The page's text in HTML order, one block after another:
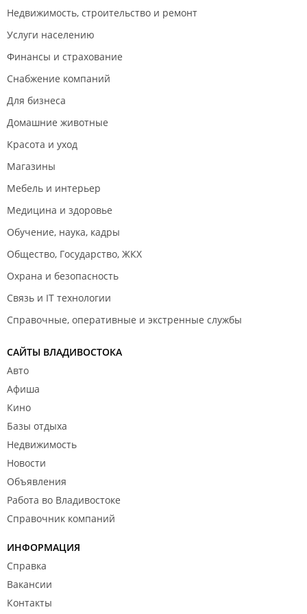
застилались сплошным слоем без порожков.
на поломки. Сначала приехал от них укладчик,
оценил качество укладки, посмотрел зазоры у стен
и температуру жидкости в системе обогрева.
Укладчик на словах сказал что монтаж произведён
завода производителя. Приехал представитель
произвёл тот же осмотр что и укладчик. Всё это
В итоге через пару недель нам сказали что укладка
произведена с нарушением: якобы зазор у окна
Зазоры у дверей заделаны затиркой, но в
направлении дверей как раз и нет повреждений
зазора у противоположной стены и так достаточно.
И так же сказали что нет электронного термостата
устранять или перекладывать они не будут.
укладку и соответственно оставлял эти зазоры, в
компании сказали что у них нет своих укладчиков, а
те которые делали это случайные мастера и они за
них ответственность не несут. Акты(или их копии)
Резюмируя вывод такой, компания не несёт ни
какой ответственности за укладку. Так-же есть
подозрение на оригинальность самой плитки. Я
конечно не могу судить по коробкам, но уж как то не
случае я не рекомендую пользоваться услугами
данной компании, и их каменно-полимерной
понятно, что либо плитка очень мягкая и при этом
хрупкая, либо "фирменная"подложка слишком
мягкая, так что происходит разрушение
продольных, а где то и поперечных замков. Либо у
Недвижимость, строительство и ремонт
Услуги населению
Финансы и страхование
Снабжение компаний
Для бизнеса
Домашние животные
Красота и уход
Магазины
Мебель и интерьер
Медицина и здоровье
Обучение, наука, кадры
Общество, Государство, ЖКХ
Охрана и безопасность
Связь и IT технологии
Справочные, оперативные и экстренные службы
САЙТЫ ВЛАДИВОСТОКА
Авто
Афиша
Кино
Базы отдыха
Недвижимость
Новости
Объявления
Работа во Владивостоке
Справочник компаний
ИНФОРМАЦИЯ
Справка
Вакансии
Контакты